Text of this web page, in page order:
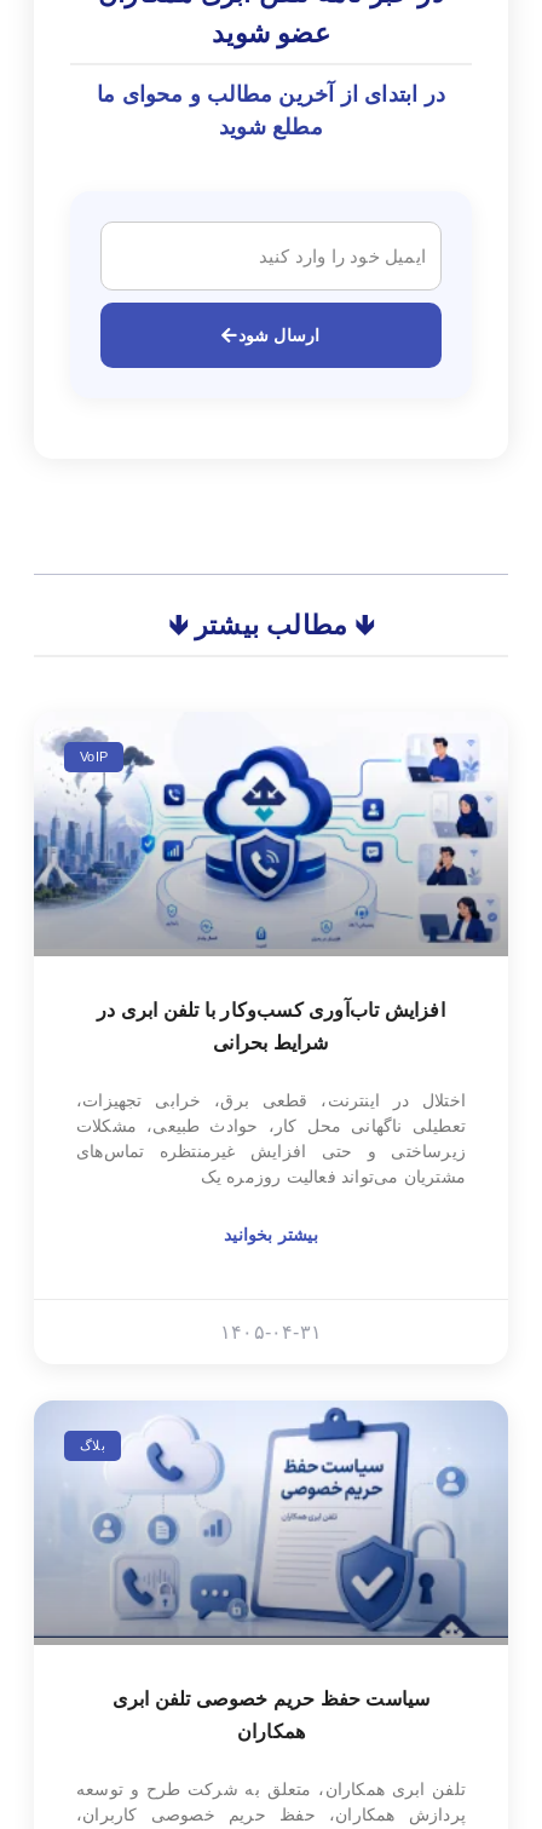
عضو شوید
در ابتدای از آخرین مطالب و محوای ما
مطلع شوید
ارسال شود
🡻 مطالب بیشتر 🡻
VoIP
افزایش تاب‌آوری کسب‌وکار با تلفن ابری در
شرایط بحرانی
اختلال در اینترنت، قطعی برق، خرابی تجهیزات،
تعطیلی ناگهانی محل کار، حوادث طبیعی، مشکلات
زیرساختی و حتی افزایش غیرمنتظره تماس‌های
مشتریان می‌تواند فعالیت روزمره یک
بیشتر بخوانید
۱۴۰۵-۰۴-۳۱
بلاگ
سیاست حفظ حریم خصوصی تلفن ابری
همکاران
تلفن ابری همکاران، متعلق به شرکت طرح و توسعه
پردازش همکاران، حفظ حریم خصوصی کاربران،